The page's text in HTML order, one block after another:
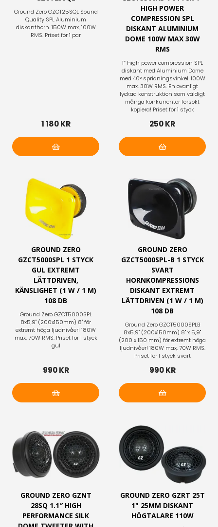
Ground Zero GZCT25SQL Sound
Quality SPL Aluminium
diskanthorn. 150W max, 100W
RMS. Priset för 1 par
1 180 KR
HIGH POWER
COMPRESSION SPL
DISKANT ALUMINIUM
DOME 100W MAX 30W
RMS
1″ high power compression SPL
diskant med Aluminium Dome
med 40° spridningsvinkel. 100W
max, 30W RMS. En ovanligt
lyckad konstruktion som väldigt
många konkurrenter försökt
kopiera! Priset för 1 styck
250 KR
GROUND ZERO
GZCT5000SPL 1 STYCK
GUL EXTREMT
LÄTTDRIVEN,
KÄNSLIGHET (1 W / 1 M)
108 DB
Ground Zero GZCT5000SPL
8x5,9" (200x150mm) 8" för
extremt höga ljudnivåer! 180W
max, 70W RMS. Priset för 1 styck
gul
990 KR
GROUND ZERO
GZCT5000SPL-B 1 STYCK
SVART
HORNKOMPRESSIONS
DISKANT EXTREMT
LÄTTDRIVEN (1 W / 1 M)
108 DB
Ground Zero GZCT5000SPLB
8x5,9" (200x150mm) 8" x 5,9"
(200 x 150 mm) för extremt höga
ljudnivåer! 180W max, 70W RMS.
Priset för 1 styck svart
990 KR
GROUND ZERO GZNT
28SQ 1.1″ HIGH
PERFORMANCE SILK
GROUND ZERO GZRT 25T
1" 25MM DISKANT
HÖGTALARE 110W